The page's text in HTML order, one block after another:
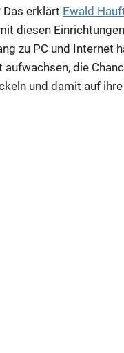
Das erklärt Ewald
diesen
zu PC und Internet
die
und damit auf